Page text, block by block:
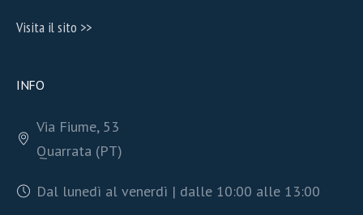
Visita il sito >>
INFO
Via Fiume, 53
Quarrata (PT)
Dal lunedì al venerdì | dalle 10:00 alle 13:00